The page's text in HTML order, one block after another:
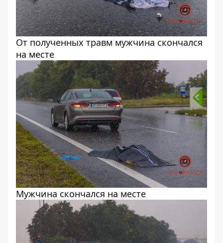
От полученных травм мужчина скончался
на месте
Мужчина скончался на месте